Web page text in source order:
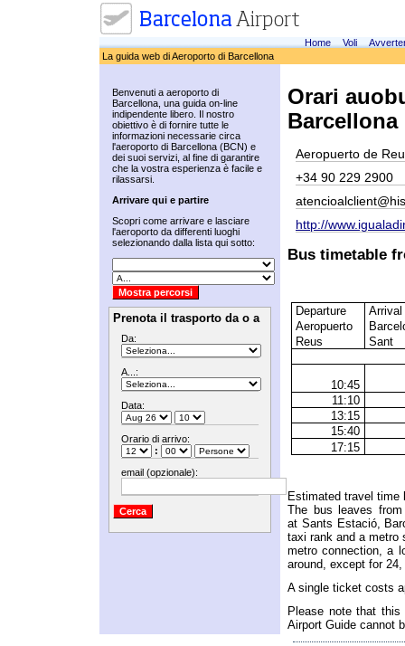
Home Voli
La guida web di Aeroporto di Barcellona
Benvenuti a aeroporto di
Barcellona, una guida on-line
indipendente libero. Il nostro
obiettivo è di fornire tutte le
informazioni necessarie circa
l'aeroporto di Barcellona (BCN) e
dei suoi servizi, al fine di garantire
che la vostra esperienza è facile e
rilassarsi.
Arrivare qui e partire
Scopri come arrivare e lasciare
l'aeroporto da differenti luoghi
selezionando dalla lista qui sotto:
Prenota il trasporto da o a
Da:
A...:
Data:
Orario di arrivo:
:
email (opzionale):
Orari
Barcellona
Aeropuerto de
+34 90 229 2900
http://
Bus timetable
Departure
Arrival
Aeropuerto
Reus
Sant
10:45
11:10
13:15
15:40
17:15
Estimated travel time
The bus leaves
at Sants Estació,
taxi rank and a metro
metro connection, a
around, except for
A single ticket costs
Please note that
Airport Guide cannot